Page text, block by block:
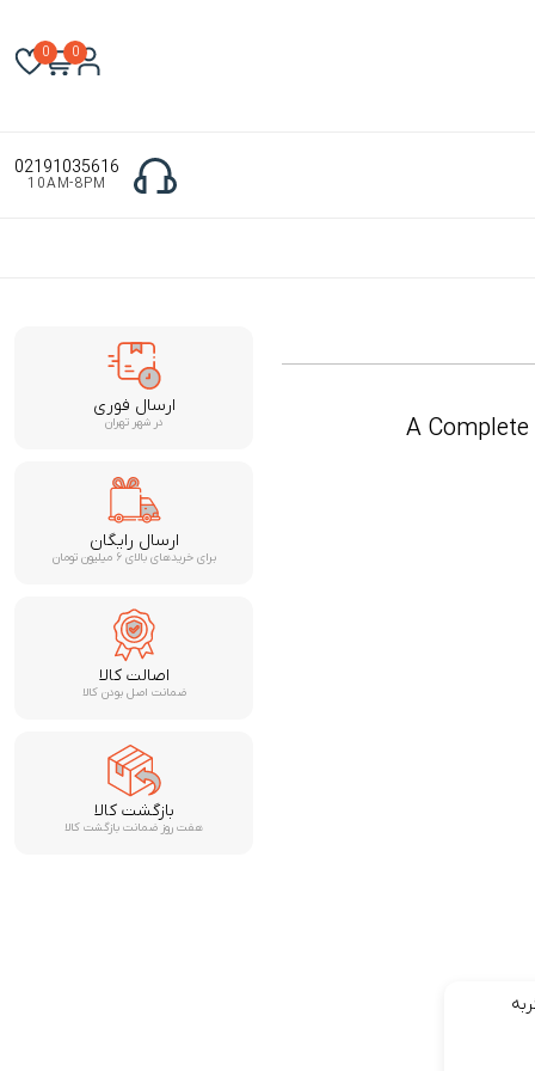
0
0
02191035616
10AM-8PM
A
ارسال فوری
در شهر تهران
ارسال رایگان
برای خریدهای بالای ۶ میلیون تومان
اصالت کالا
ضمانت اصل بودن کالا
بازگشت کالا
هفت روز ضمانت بازگشت کالا